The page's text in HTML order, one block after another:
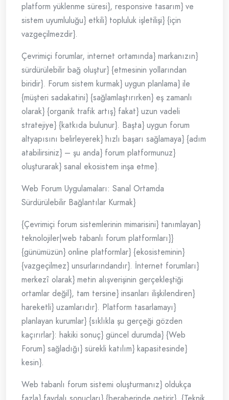
platform yüklenme süresi}, responsive tasarım} ve
sistem uyumluluğu} etkili} topluluk işletilişi} {için
vazgeçilmezdir}.
Çevrimiçi forumlar, internet ortamında} markanızın}
sürdürülebilir bağ oluştur} {etmesinin yollarından
biridir}. Forum sistem kurmak} uygun planlama} ile
{müşteri sadakatini} {sağlamlaştırırken} eş zamanlı
olarak} {organik trafik artış} fakat} uzun vadeli
stratejiye} {katkıda bulunur}. Başta} uygun forum
altyapısını belirleyerek} hızlı başarı sağlamaya} {adım
atabilirsiniz} – şu anda} forum platformunuz}
oluşturarak} sanal ekosistem inşa etme}.
Web Forum Uygulamaları: Sanal Ortamda
Sürdürülebilir Bağlantılar Kurmak}
{Çevrimiçi forum sistemlerinin mimarisini} tanımlayan}
teknolojiler|web tabanlı forum platformları}}
{günümüzün} online platformlar} {ekosisteminin}
{vazgeçilmez} unsurlarındandır}. İnternet forumları}
merkezî olarak} metin alışverişinin gerçekleştiği
ortamlar değil}, tam tersine} insanları ilişkilendiren}
hareketli} uzamlarıdır}. Platform tasarlamayı}
planlayan kurumlar} {sıklıkla şu gerçeği gözden
kaçırırlar}: hakiki sonuç} güncel durumda} {Web
Forum} sağladığı} sürekli katılım} kapasitesinde}
kesin}.
Web tabanlı forum sistemi oluşturmanız} oldukça